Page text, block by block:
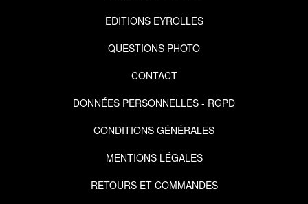
EDITIONS EYROLLES
QUESTIONS PHOTO
CONTACT
DONNÉES PERSONNELLES - RGPD
CONDITIONS GÉNÉRALES
MENTIONS LÉGALES
RETOURS ET COMMANDES